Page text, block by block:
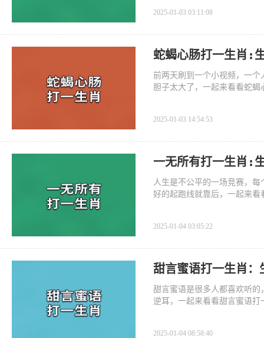
2025-01-03 03:11:08
蛇蝎心肠打一生肖:
前两天刷到一个小视频，一
胆子太大了，一起来看看蛇蝎
2025-01-03 14:54:53
一无所有打一生肖:
人生是不公平的一场竞赛，
好的起跑线就靠后，一起来看
2025-01-04 03:05:22
甜言蜜语打一生肖
甜言蜜语是很多人都喜欢听
逆耳，一起来看看甜言蜜语打
2025-01-04 08:58:40